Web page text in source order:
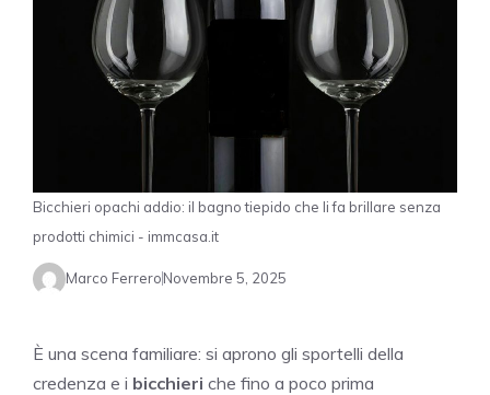
Bicchieri opachi addio: il bagno tiepido che li fa brillare senza
prodotti chimici - immcasa.it
Marco FerreroNovembre 5, 2025
È una scena familiare: si aprono gli sportelli della
credenza e i bicchieri che fino a poco prima